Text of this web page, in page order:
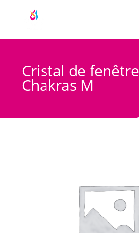
Cristal de fenêtre
Chakras M